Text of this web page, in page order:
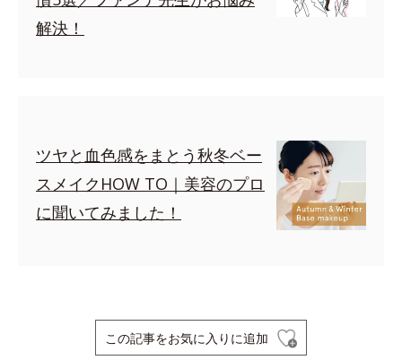
解決！
ツヤと血色感をまとう秋冬ベー
スメイクHOW TO｜美容のプロ
に聞いてみました！
この記事をお気に入りに追加